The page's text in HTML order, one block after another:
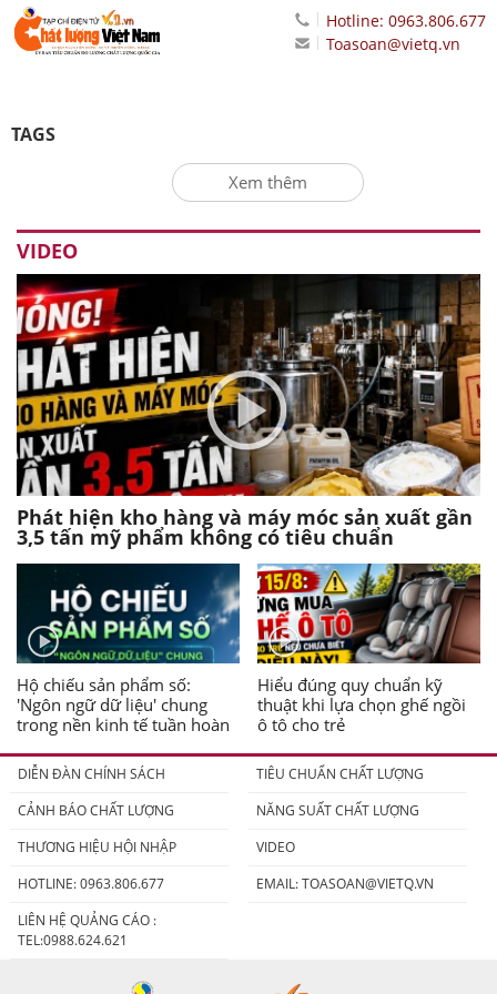
Hotline: 0963.806.677
Toasoan@vietq.vn
TAGS
Xem thêm
VIDEO
Phát hiện kho hàng và máy móc sản xuất gần
3,5 tấn mỹ phẩm không có tiêu chuẩn
Hộ chiếu sản phẩm số:
'Ngôn ngữ dữ liệu' chung
trong nền kinh tế tuần hoàn
Hiểu đúng quy chuẩn kỹ
thuật khi lựa chọn ghế ngồi
ô tô cho trẻ
DIỄN ĐÀN CHÍNH SÁCH
TIÊU CHUẨN CHẤT LƯỢNG
CẢNH BÁO CHẤT LƯỢNG
NĂNG SUẤT CHẤT LƯỢNG
THƯƠNG HIỆU HỘI NHẬP
VIDEO
HOTLINE: 0963.806.677
EMAIL:TOASOAN@VIETQ.VN
LIÊN HỆ QUẢNG CÁO :
TEL:0988.624.621